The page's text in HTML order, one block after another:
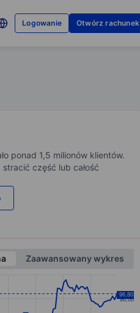
Logowanie Otwórz rachunek
ponad 1,5 milionów klientów.
część lub całość
Zaawansowany wykres
96,00
96,80